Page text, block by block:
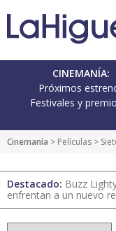
CINEMANÍA:
Próximos
Festivales y
Cinemanía > Películas >
Destacado: Buzz
enfrentan a un nuevo